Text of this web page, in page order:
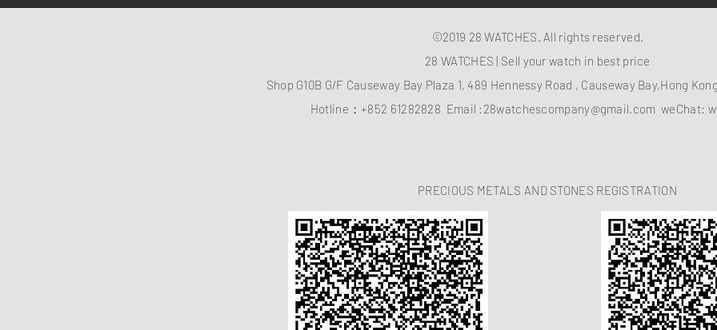
©2019 28 WATCHES. All rights reserved.
28 WATCHES | Sell your watch in best price
Shop G10B G/F Causeway Bay Plaza 1, 489 Hennessy Road , Causeway Bay,Hong Kong
Hotline：+852 61282828 Email : 28watchescompany@gmail.com weChat:
PRECIOUS METALS AND STONES REGISTRATION